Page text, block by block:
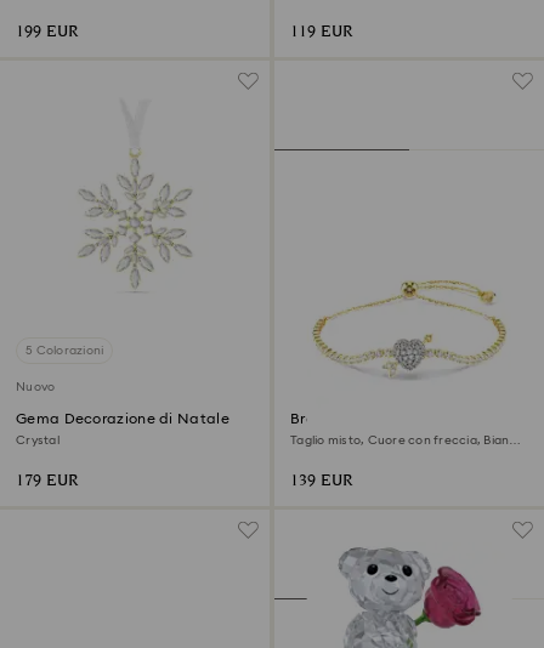
199 EUR 119 EUR
5 Colorazioni
Nuovo
Gema Decorazione di Natale
Crystal
179 EUR
Braccialetto Idyllia
Taglio misto, Cuore con freccia, Bianco,
139 EUR